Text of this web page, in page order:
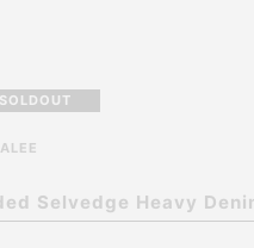
SOLDOUT
Selvedge Heavy